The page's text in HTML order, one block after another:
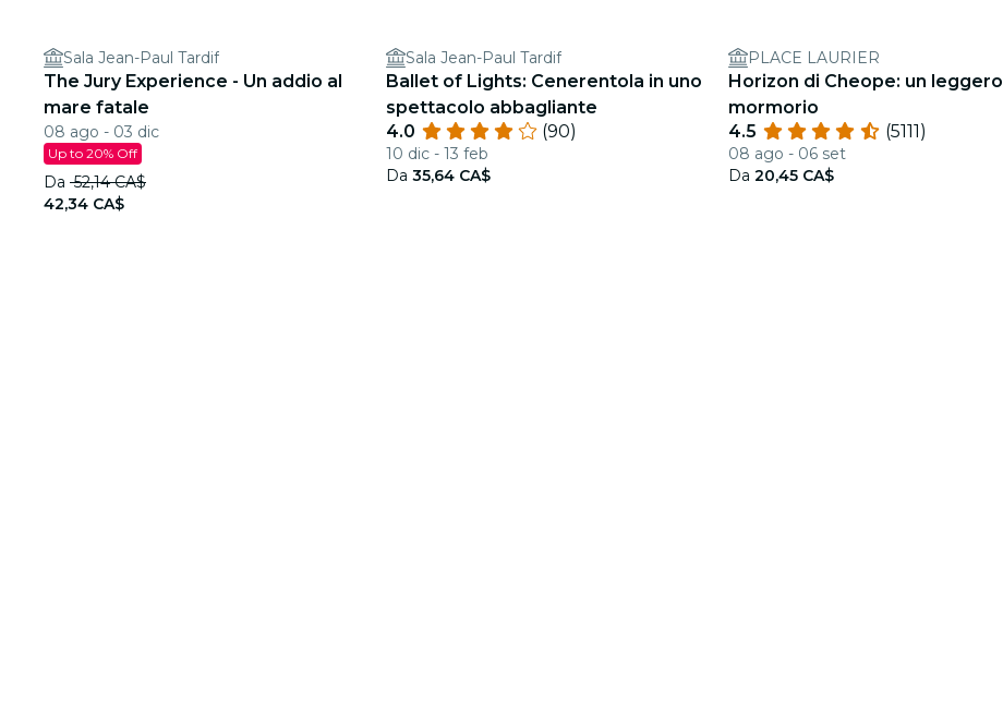
Sala Jean-Paul Tardif
The Jury Experience - Un addio al
mare fatale
08 ago - 03 dic
Up to 20% Off
Da 52,14 CA$
42,34 CA$
Sala Jean-Paul Tardif
Ballet of Lights: Cenerentola in uno
spettacolo abbagliante
4.0
(90)
10 dic - 13 feb
Da 35,64 CA$
PLACE LAURIER
Horizon di Cheope: un leggero
mormorio
4.5
(5111)
08 ago - 06 set
Da 20,45 CA$